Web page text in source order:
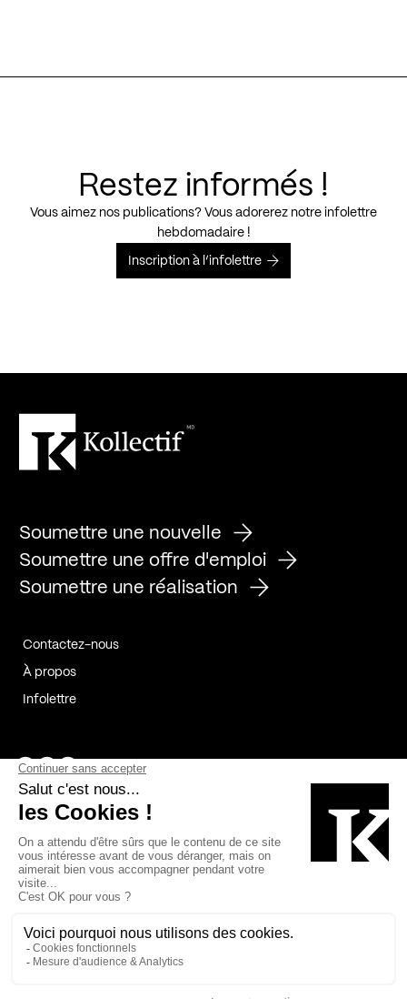
Restez informés !
Vous aimez nos publications? Vous adorerez notre infolettre
hebdomadaire !
Inscription à l’infolettre
Soumettre une nouvelle
Soumettre une offre d'emploi
Soumettre une réalisation
Contactez-nous
À propos
Infolettre
Page Facebook de Kollectif
Page Instagram de Kollectif
Page Linkedin de Kollectif
Bâtiment-Durable-Québec-1
Esquisses-1
MP-1 v2com-1